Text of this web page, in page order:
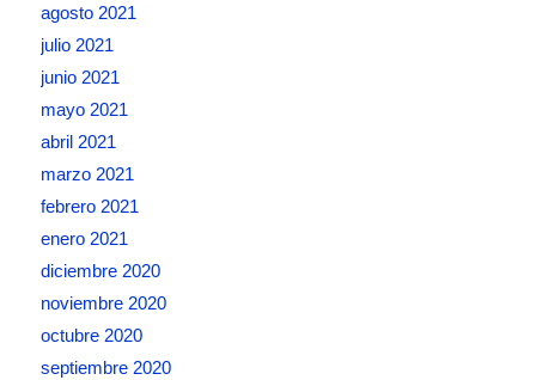
agosto 2021
julio 2021
junio 2021
mayo 2021
abril 2021
marzo 2021
febrero 2021
enero 2021
diciembre 2020
noviembre 2020
octubre 2020
septiembre 2020